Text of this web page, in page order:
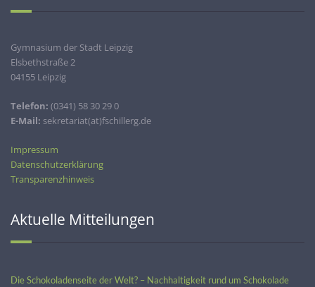
Gymnasium der Stadt Leipzig
Elsbethstraße 2
04155 Leipzig
Telefon: (0341) 58 30 29 0
E-Mail: sekretariat(at)fschillerg.de
Impressum
Datenschutzerklärung
Transparenzhinweis
Aktuelle Mitteilungen
Die Schokoladenseite der Welt? – Nachhaltigkeit rund um Schokolade